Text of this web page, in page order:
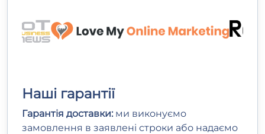
Наші гарантії
Гарантія доставки: ми виконуємо
замовлення в заявлені строки або надаємо